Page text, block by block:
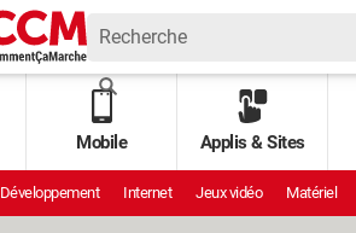
Mobile Applis & Sites
Développement Internet Jeux vidéo Matériel